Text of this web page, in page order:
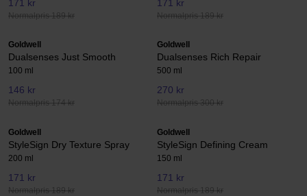
171 kr
Normalpris 189 kr
171 kr
Normalpris 189 kr
Goldwell
Dualsenses Just Smooth
100 ml
146 kr
Normalpris 174 kr
Goldwell
Dualsenses Rich Repair
500 ml
270 kr
Normalpris 300 kr
Goldwell
StyleSign Dry Texture Spray
200 ml
171 kr
Normalpris 189 kr
Goldwell
StyleSign Defining Cream
150 ml
171 kr
Normalpris 189 kr